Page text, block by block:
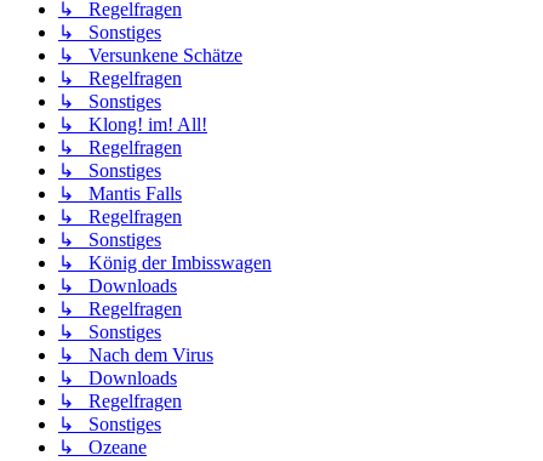
↳ Regelfragen
↳ Sonstiges
↳ Versunkene Schätze
↳ Regelfragen
↳ Sonstiges
↳ Klong! im! All!
↳ Regelfragen
↳ Sonstiges
↳ Mantis Falls
↳ Regelfragen
↳ Sonstiges
↳ König der Imbisswagen
↳ Downloads
↳ Regelfragen
↳ Sonstiges
↳ Nach dem Virus
↳ Downloads
↳ Regelfragen
↳ Sonstiges
↳ Ozeane